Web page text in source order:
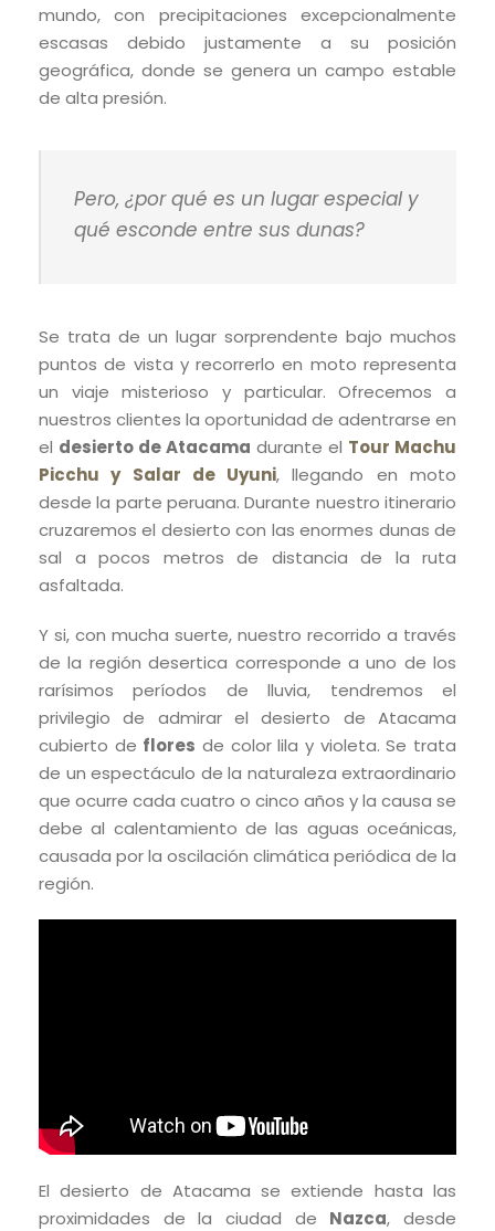
mundo, con precipitaciones excepcionalmente
escasas debido justamente a su posición
geográfica, donde se genera un campo estable
de alta presión.
Pero, ¿por qué es un lugar especial y
qué esconde entre sus dunas?
Se trata de un lugar sorprendente bajo muchos
puntos de vista y recorrerlo en moto representa
un viaje misterioso y particular. Ofrecemos a
nuestros clientes la oportunidad de adentrarse en
el desierto de Atacama durante el Tour Machu
Picchu y Salar de Uyuni, llegando en moto
desde la parte peruana. Durante nuestro itinerario
cruzaremos el desierto con las enormes dunas de
sal a pocos metros de distancia de la ruta
asfaltada.
Y si, con mucha suerte, nuestro recorrido a través
de la región desertica corresponde a uno de los
rarísimos períodos de lluvia, tendremos el
privilegio de admirar el desierto de Atacama
cubierto de flores de color lila y violeta. Se trata
de un espectáculo de la naturaleza extraordinario
que ocurre cada cuatro o cinco años y la causa se
debe al calentamiento de las aguas oceánicas,
causada por la oscilación climática periódica de la
región.
El desierto de Atacama se extiende hasta las
proximidades de la ciudad de Nazca, desde